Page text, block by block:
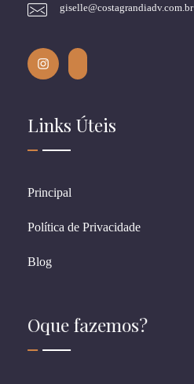
giselle@costagrandiadv.com.br
Links Úteis
Principal
Política de Privacidade
Blog
Oque fazemos?